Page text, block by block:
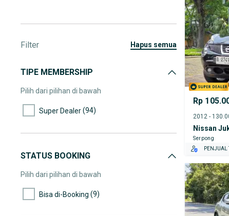
Filter hapus semua
TIPE MEMBERSHIP
Pilih dari pilihan di bawah
Super Dealer(94)
STATUS BOOKING
Pilih dari pilihan di bawah
Bisa di-Booking (9)
Rp
Nissan
Serpong
PENJUAL